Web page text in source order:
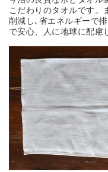
こだわりのタオルです。
削減し､省エネルギーで
で安心、人に地球に配慮